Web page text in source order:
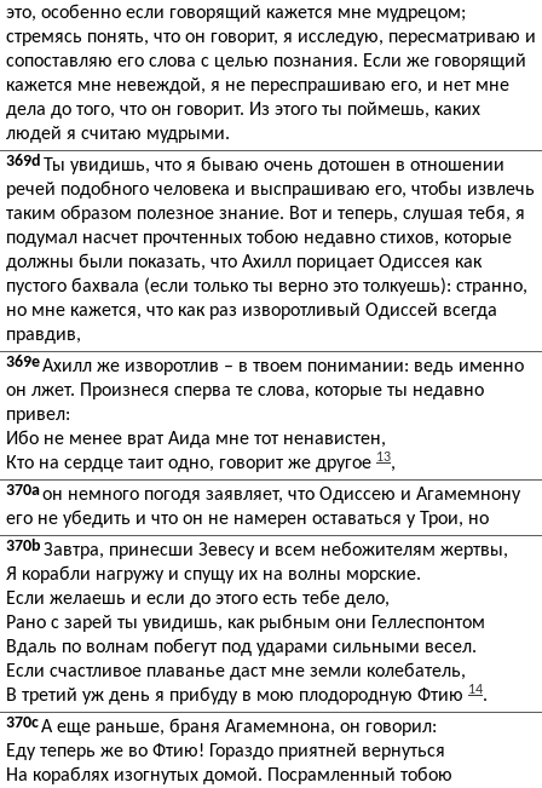
это, особенно если говорящий кажется мне мудрецом;
стремясь понять, что он говорит, я исследую, пересматриваю и
сопоставляю его слова с целью познания. Если же говорящий
кажется мне невеждой, я не переспрашиваю его, и нет мне
дела до того, что он говорит. Из этого ты поймешь, каких
людей я считаю мудрыми.
369d Ты увидишь, что я бываю очень дотошен в отношении
речей подобного человека и выспрашиваю его, чтобы извлечь
таким образом полезное знание. Вот и теперь, слушая тебя, я
подумал насчет прочтенных тобою недавно стихов, которые
должны были показать, что Ахилл порицает Одиссея как
пустого бахвала (если только ты верно это толкуешь): странно,
но мне кажется, что как раз изворотливый Одиссей всегда
правдив,
369eАхилл же изворотлив – в твоем понимании: ведь именно
он лжет. Произнеся сперва те слова, которые ты недавно
привел:
Ибо не менее врат Аида мне тот ненавистен,
Кто на сердце таит одно, говорит же другое 13,
370aон немного погодя заявляет, что Одиссею и Агамемнону
его не убедить и что он не намерен оставаться у Трои, но
370b Завтра, принесши Зевесу и всем небожителям жертвы,
Я корабли нагружу и спущу их на волны морские.
Если желаешь и если до этого есть тебе дело,
Рано с зарей ты увидишь, как рыбным они Геллеспонтом
Вдаль по волнам побегут под ударами сильными весел.
Если счастливое плаванье даст мне земли колебатель,
В третий уж день я прибуду в мою плодородную Фтию 14.
370cА еще раньше, браня Агамемнона, он говорил:
Еду теперь же во Фтию! Гораздо приятней вернуться
На кораблях изогнутых домой. Посрамленный тобою